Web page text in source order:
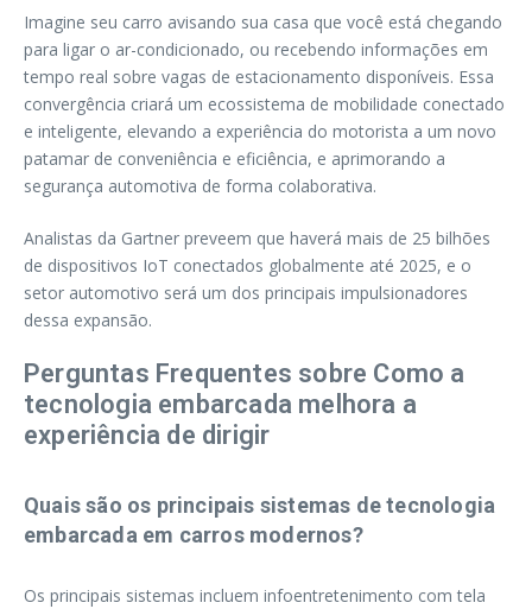
Imagine seu carro avisando sua casa que você está chegando
para ligar o ar-condicionado, ou recebendo informações em
tempo real sobre vagas de estacionamento disponíveis. Essa
convergência criará um ecossistema de mobilidade conectado
e inteligente, elevando a experiência do motorista a um novo
patamar de conveniência e eficiência, e aprimorando a
segurança automotiva de forma colaborativa.
Analistas da Gartner preveem que haverá mais de 25 bilhões
de dispositivos IoT conectados globalmente até 2025, e o
setor automotivo será um dos principais impulsionadores
dessa expansão.
Perguntas Frequentes sobre Como a
tecnologia embarcada melhora a
experiência de dirigir
Quais são os principais sistemas de tecnologia
embarcada em carros modernos?
Os principais sistemas incluem infoentretenimento com tela